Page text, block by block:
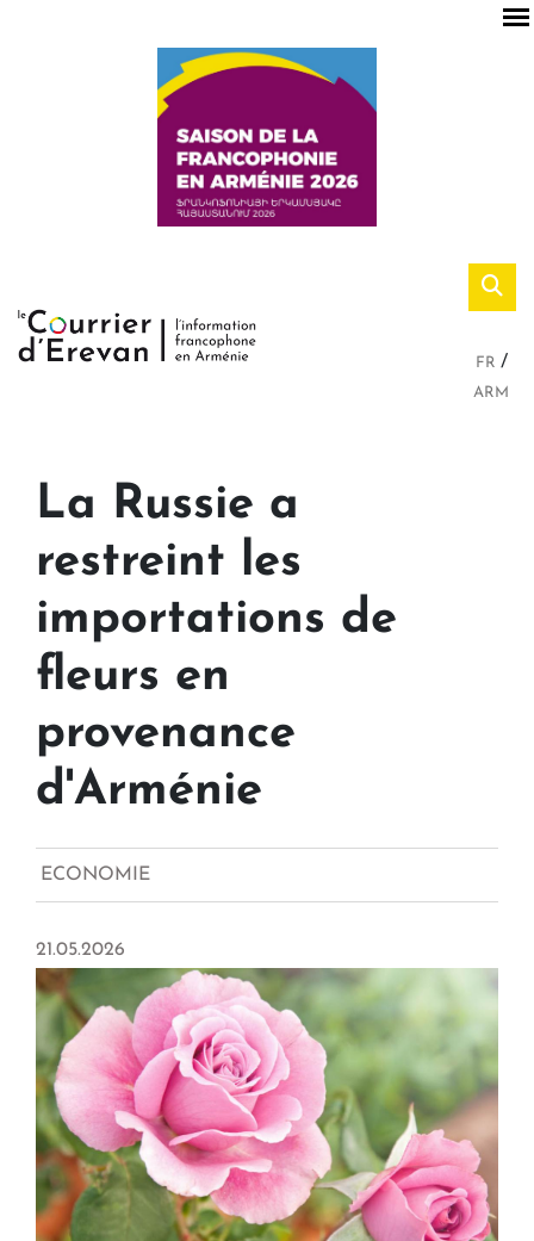
FR
ARM
La Russie a
restreint les
importations de
fleurs en
provenance
d'Arménie
ECONOMIE
21.05.2026